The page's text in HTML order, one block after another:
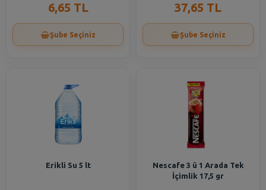
6,65 TL
Şube Seçiniz
37,65 TL
Şube Seçiniz
Erikli Su 5 lt
Nescafe 3 ü 1 Arada Tek
İçimlik 17,5 gr